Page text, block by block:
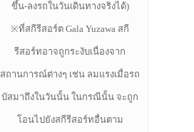
ขึ้น-ลงรถในวันเดินทางจริงได้)
※ที่สกีรีสอร์ต Gala Yuzawa สกี
รีสอร์ทอาจถูกระงับเนื่องจาก
สถานการณ์ต่างๆ เช่น ลมแรงเมื่อรถ
บัสมาถึงในวันนั้น ในกรณีนั้น จะถูก
โอนไปยังสกีรีสอร์ทอื่นตาม